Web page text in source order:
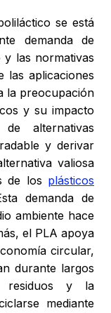
se está
demanda de
y las normativas
las aplicaciones
la preocupación
y su impacto
alternativas
y derivar
valiosa
de los plásticos
demanda de
ambiente hace
el PLA apoya
circular,
durante largos
residuos y la
mediante